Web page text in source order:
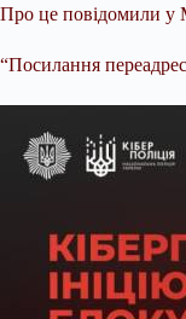
Про це повідомили у
“Посилання